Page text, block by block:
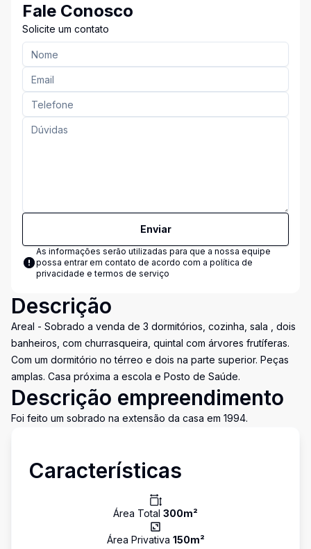
Fale Conosco
Solicite um contato
Enviar
As informações serão utilizadas para que a nossa equipe
possa entrar em contato de acordo com a política de
privacidade e termos de serviço
Descrição
Areal - Sobrado a venda de 3 dormitórios, cozinha, sala , dois
banheiros, com churrasqueira, quintal com árvores frutíferas.
Com um dormitório no térreo e dois na parte superior. Peças
amplas. Casa próxima a escola e Posto de Saúde.
Descrição empreendimento
Foi feito um sobrado na extensão da casa em 1994.
Características
Área Total 300m²
Área Privativa 150m²